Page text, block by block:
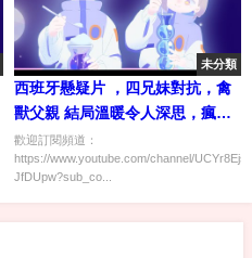
未分類
西班牙懸疑片 ，四兄妹對抗，禽
獸父親 結局溫暖令人深思，瘋圈
說電影
歡迎訂閱頻道：
https://www.youtube.com/channel/
JfDUpw?sub_co...